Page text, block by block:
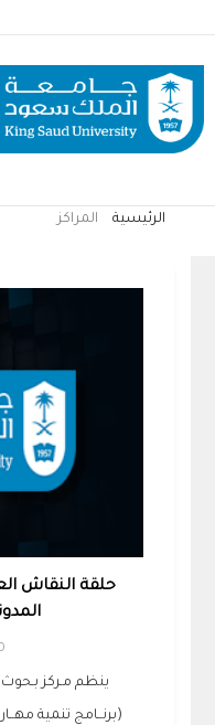
المحتوى
الرئيسي
الرئيسية المراكز
حلقة النقاش
20
ينظم مـركز بـحوث
(برنــامج تنمية